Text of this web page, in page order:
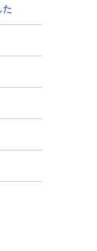
た